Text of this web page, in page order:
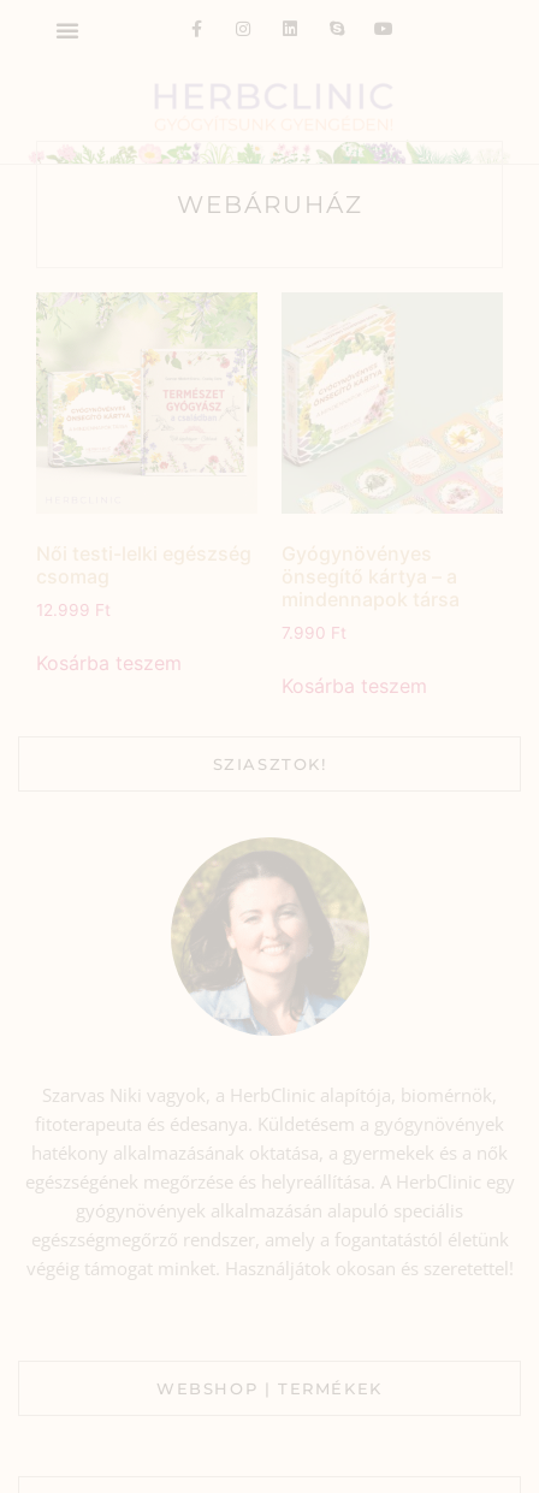
WEBÁRUHÁZ
12.999 Ft
Kosárba teszem
7.990 Ft
Kosárba teszem
SZIASZTOK!
Szarvas Niki vagyok, a HerbClinic alapítója, biomérnök,
fitoterapeuta és édesanya. Küldetésem a gyógynövények
hatékony alkalmazásának oktatása, a gyermekek és a nők
egészségének megőrzése és helyreállítása. A HerbClinic egy
gyógynövények alkalmazásán alapuló speciális
egészségmegőrző rendszer, amely a fogantatástól életünk
végéig támogat minket. Használjátok okosan és szeretettel!
WEBSHOP | TERMÉKEK